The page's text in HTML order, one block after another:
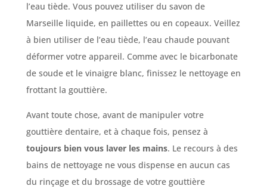
l’eau tiède. Vous pouvez utiliser du savon de
Marseille liquide, en paillettes ou en copeaux. Veillez
à bien utiliser de l’eau tiède, l’eau chaude pouvant
déformer votre appareil. Comme avec le bicarbonate
de soude et le vinaigre blanc, finissez le nettoyage en
frottant la gouttière.
Avant toute chose, avant de manipuler votre
gouttière dentaire, et à chaque fois, pensez à
toujours bien vous laver les mains. Le recours à des
bains de nettoyage ne vous dispense en aucun cas
du rinçage et du brossage de votre gouttière